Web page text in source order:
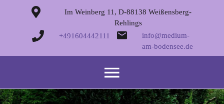
Im Weinberg 11, D-88138 Weißensberg-
Rehlings
+491604442111
info@medium-
am-bodensee.de